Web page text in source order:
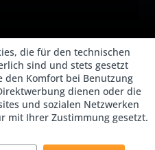
die für den technischen
sind und stets gesetzt
den Komfort bei Benutzung
dienen oder die
und sozialen Netzwerken
mit Ihrer Zustimmung gesetzt.